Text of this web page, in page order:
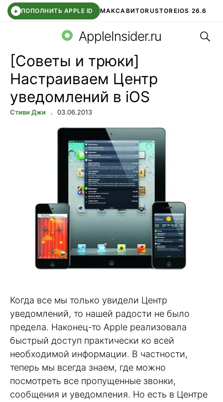
+ ПОПОЛНИТЬ APPLE ID МАКСАВИТОRUSTOREIOS 26.6
СБЕР КИДС ВТБ ОНЛАЙН ЧАТ В ROBLOX
AppleInsider.ru
[Советы и трюки]
Настраиваем Центр
уведомлений в iOS
Стиви Джи 03.06.2013
Когда все мы только увидели Центр
уведомлений, то нашей радости не было
предела. Наконец-то Apple реализовала
быстрый доступ практически ко всей
необходимой информации. В частности,
теперь мы всегда знаем, где можно
посмотреть все пропущенные звонки,
сообщения и уведомления. Но есть в Центре